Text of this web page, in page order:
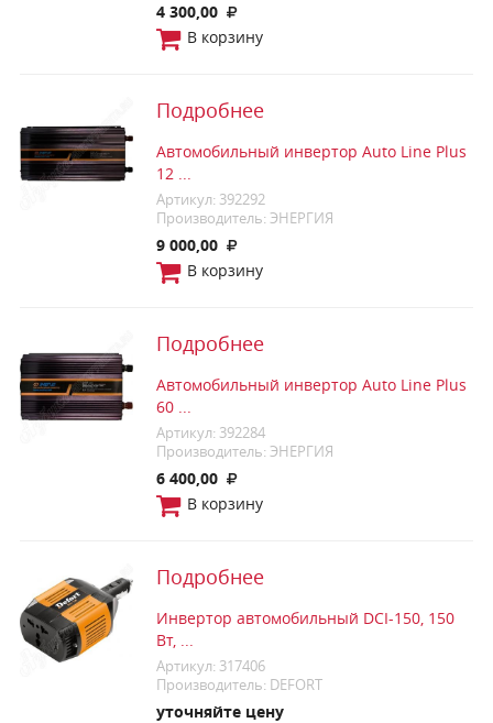
4 300,00
В корзину
Подробнее
Автомобильный инвертор Auto Line Plus
12 ...
Артикул: 392292
Производитель: ЭНЕРГИЯ
9 000,00
В корзину
Подробнее
Автомобильный инвертор Auto Line Plus
60 ...
Артикул: 392284
Производитель: ЭНЕРГИЯ
6 400,00
В корзину
Подробнее
Инвертор автомобильный DCI-150, 150
Вт, ...
Артикул: 317406
Производитель: DEFORT
уточняйте цену